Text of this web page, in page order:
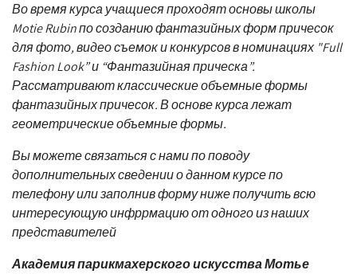
Во время курса учащиеся проходят основы школы
Motie Rubin по созданию фантазийных форм причесок
для фото, видео съемок и конкурсов в номинациях "Full
Fashion Look” и “Фантазийная прическа”.
Рассматривают классические объемные формы
фантазийных причесок. В основе курса лежат
геометрические объемные формы.
Вы можете связаться с нами по поводу
дополнительных сведении о данном курсе по
телефону или заполнив форму ниже получить всю
интересующую инфррмацию от одного из наших
представителей
Академия парикмахерского искусства Мотье